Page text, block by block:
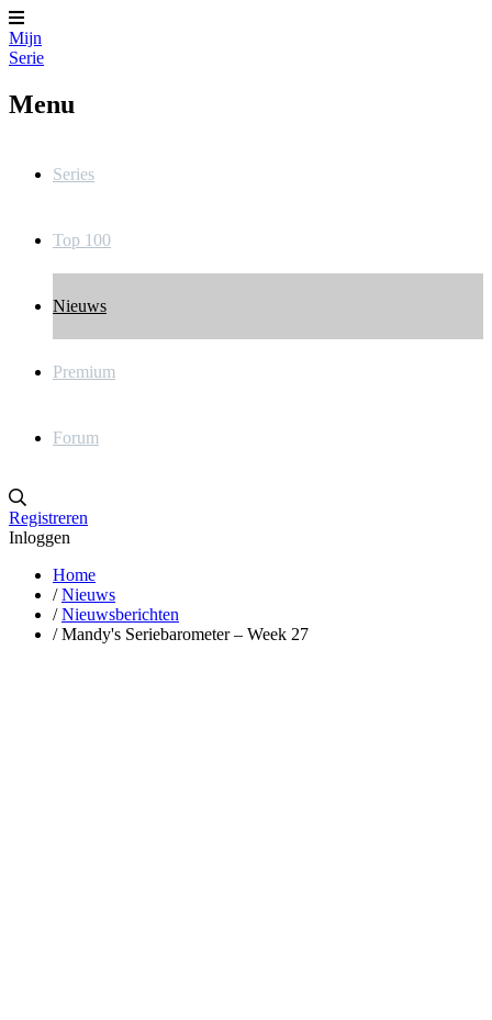
Mijn
Serie
Menu
Series
Top 100
Nieuws
Premium
Forum
Registreren
Inloggen
Home
/ Nieuws
/ Nieuwsberichten
/ Mandy's Seriebarometer – Week 27